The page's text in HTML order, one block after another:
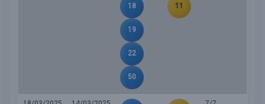
18
19
22
50
11